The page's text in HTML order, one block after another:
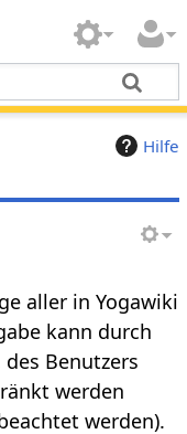
Hilfe
aller in Yogawiki
kann durch
Benutzers
werden
werden).